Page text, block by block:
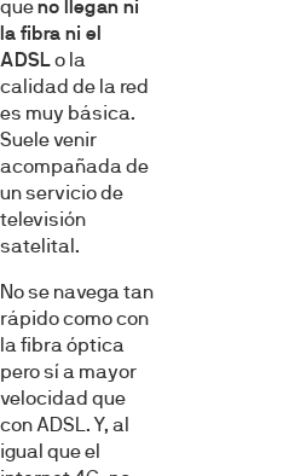
queno llegan ni
la fibra ni el
ADSLo la
calidad de la red
es muy básica.
Suele venir
acompañada de
un servicio de
televisión
satelital.
No se navega tan
rápido como con
la fibra óptica
pero sí a mayor
velocidad que
con ADSL. Y, al
igual que el